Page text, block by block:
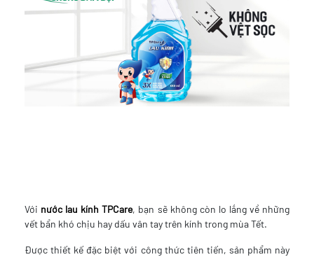
Với nước lau kính TPCare, bạn sẽ không còn lo lắng về những
vết bẩn khó chịu hay dấu vân tay trên kính trong mùa Tết.
Được thiết kế đặc biệt với công thức tiên tiến, sản phẩm này